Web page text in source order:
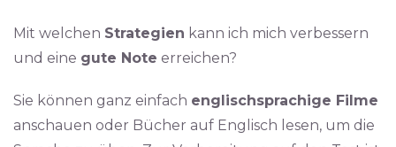
Mit welchen Strategien kann ich mich verbessern
und eine gute Note erreichen?
Sie können ganz einfach englischsprachige Filme
anschauen oder Bücher auf Englisch lesen, um die